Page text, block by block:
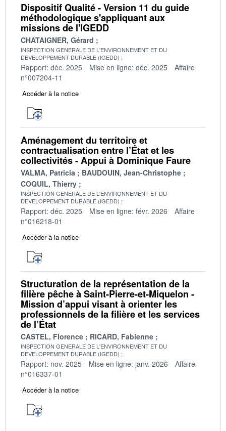
Dispositif Qualité - Version 11 du guide
méthodologique s'appliquant aux
missions de l'IGEDD
CHATAIGNER, Gérard
INSPECTION GENERALE DE L'ENVIRONNEMENT ET DU
DEVELOPPEMENT DURABLE (IGEDD)
Rapport: déc. 2025 Mise en ligne: déc. 2025
Affaire
n°007204-11
Accéder à la notice
Aménagement du territoire et
contractualisation entre l’État et les
collectivités - Appui à Dominique Faure
VALMA, Patricia
BAUDOUIN, Jean-Christophe
COQUIL, Thierry
INSPECTION GENERALE DE L'ENVIRONNEMENT ET DU
DEVELOPPEMENT DURABLE (IGEDD)
Rapport: déc. 2025 Mise en ligne: févr. 2026
Affaire
n°016218-01
Accéder à la notice
Structuration de la représentation de la
filière pêche à Saint-Pierre-et-Miquelon -
Mission d’appui visant à orienter les
professionnels de la filière et les services
de l’État
CASTEL, Florence RICARD, Fabienne
INSPECTION GENERALE DE L'ENVIRONNEMENT ET DU
DEVELOPPEMENT DURABLE (IGEDD)
Rapport: nov. 2025 Mise en ligne: janv. 2026
Affaire
n°016337-01
Accéder à la notice